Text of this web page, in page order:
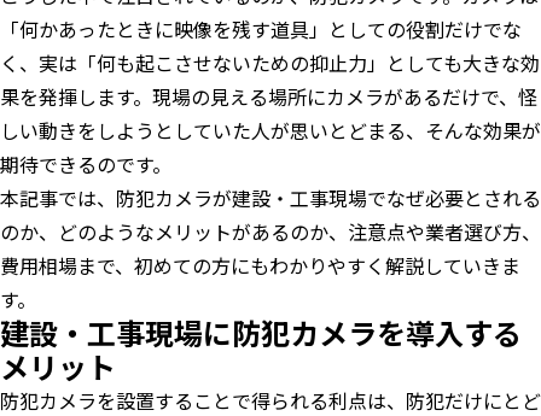
「何かあったときに映像を残す道具」としての役割だけでな
く、実は「何も起こさせないための抑止力」としても大きな効
果を発揮します。現場の見える場所にカメラがあるだけで、怪
しい動きをしようとしていた人が思いとどまる、そんな効果が
期待できるのです。
本記事では、防犯カメラが建設・工事現場でなぜ必要とされる
のか、どのようなメリットがあるのか、注意点や業者選び方、
費用相場まで、初めての方にもわかりやすく解説していきま
す。
建設・工事現場に防犯カメラを導入する
メリット
防犯カメラを設置することで得られる利点は、防犯だけにとど